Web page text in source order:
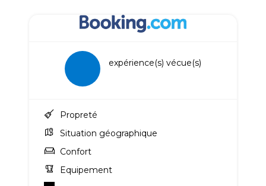
expérience(s) vécue(s)
Propreté
Situation géographique
Confort
Equipement